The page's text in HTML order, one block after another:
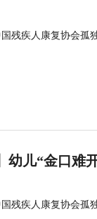
残疾人康复协会孤
幼儿“金口难
残疾人康复协会孤